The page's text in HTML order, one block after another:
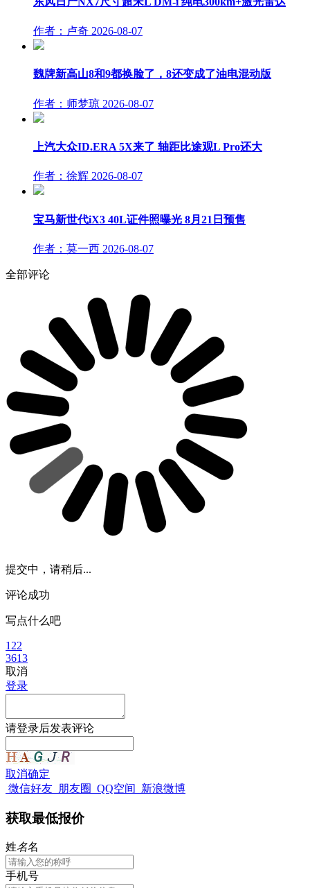
作者：卢奇 2026-08-07
魏牌新高山8和9都换脸了，8还变成了油电混动版
作者：师梦琼 2026-08-07
上汽大众ID.ERA 5X来了 轴距比途观L Pro还大
作者：徐辉 2026-08-07
宝马新世代iX3 40L证件照曝光 8月21日预售
作者：莫一西 2026-08-07
全部评论
提交中，请稍后...
评论成功
写点什么吧
122
3613
取消
登录
请登录后发表评论
取消确定
微信好友 朋友圈 QQ空间 新浪微博
获取最低报价
姓名名
手机号